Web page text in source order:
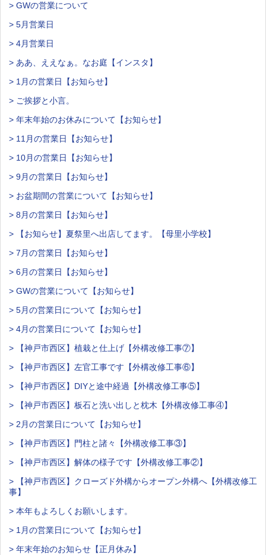
> GWの営業について
> 5月営業日
> 4月営業日
> ああ、ええなぁ。なお庭【インスタ】
> 1月の営業日【お知らせ】
> ご挨拶と小言。
> 年末年始のお休みについて【お知らせ】
> 11月の営業日【お知らせ】
> 10月の営業日【お知らせ】
> 9月の営業日【お知らせ】
> お盆期間の営業について【お知らせ】
> 8月の営業日【お知らせ】
> 【お知らせ】夏祭里へ出店してます。【母里小学校】
> 7月の営業日【お知らせ】
> 6月の営業日【お知らせ】
> GWの営業について【お知らせ】
> 5月の営業日について【お知らせ】
> 4月の営業日について【お知らせ】
> 【神戸市西区】植栽と仕上げ【外構改修工事⑦】
> 【神戸市西区】左官工事です【外構改修工事⑥】
> 【神戸市西区】DIYと途中経過【外構改修工事⑤】
> 【神戸市西区】板石と洗い出しと枕木【外構改修工事④】
> 2月の営業日について【お知らせ】
> 【神戸市西区】門柱と諸々【外構改修工事③】
> 【神戸市西区】解体の様子です【外構改修工事②】
> 【神戸市西区】クローズド外構からオープン外構へ【外構改修工
事】
> 本年もよろしくお願いします。
> 1月の営業日について【お知らせ】
> 年末年始のお知らせ【正月休み】